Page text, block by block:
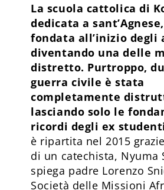
La scuola cattolica di
dedicata a
fondata all’inizio degli
diventando una delle
distretto. Purtroppo,
guerra civile è stata
completamente
lasciando solo le
ricordi degli ex
è ripartita nel 2015
di un catechista, Nyuma
spiega padre Lorenzo
Società delle Missioni